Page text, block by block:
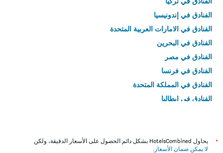
الفنادق في إندونيسيا
الفنادق في الامارات العربية المتحدة
الفنادق في البحرين
الفنادق في مصر
الفنادق في فرنسا
الفنادق في المملكة المتحدة
الفنادق في إيطاليا
*
يحاول HotelsCombined بشكل دائم الحصول على الأسعار الدقيقة، ولكن
لا يمكن ضمان الأسعار .